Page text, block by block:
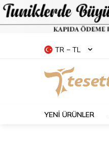
TR − TL
YENİ ÜRÜNLER